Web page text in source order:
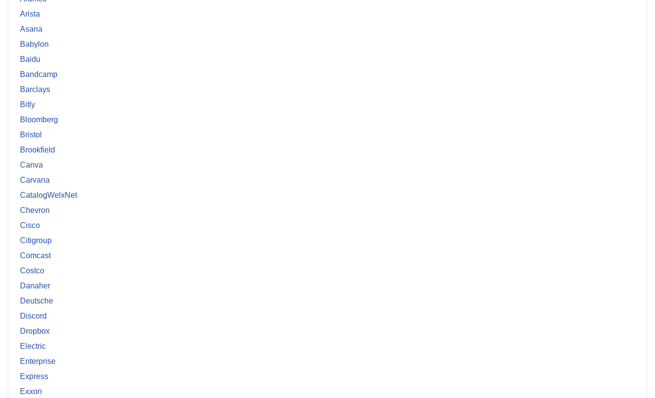
Arista
Asana
Babylon
Baidu
Bandcamp
Barclays
Bitly
Bloomberg
Bristol
Brookfield
Canva
Carvana
CatalogWelxNet
Chevron
Cisco
Citigroup
Comcast
Costco
Danaher
Deutsche
Discord
Dropbox
Electric
Enterprise
Express
Exxon